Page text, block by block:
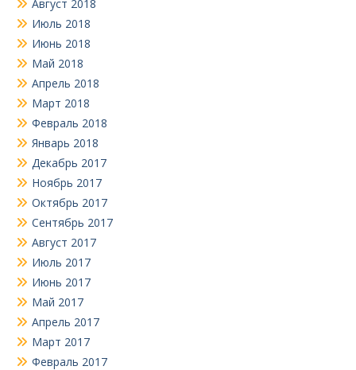
Август 2018
Июль 2018
Июнь 2018
Май 2018
Апрель 2018
Март 2018
Февраль 2018
Январь 2018
Декабрь 2017
Ноябрь 2017
Октябрь 2017
Сентябрь 2017
Август 2017
Июль 2017
Июнь 2017
Май 2017
Апрель 2017
Март 2017
Февраль 2017